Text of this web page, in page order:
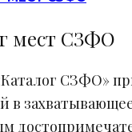
мест СЗФО
СЗФО»
в